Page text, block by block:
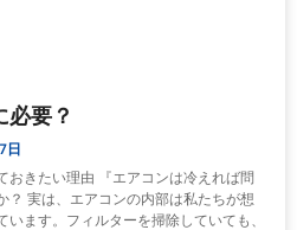
必要？
日
おきたい理由 『エアコンは冷えれば問
？ 実は、エアコンの内部は私たちが想
ます。フィルターを掃除していても、